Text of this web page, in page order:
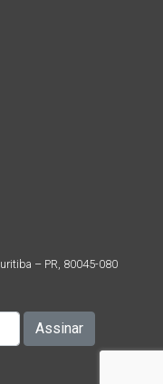
– PR, 80045-080